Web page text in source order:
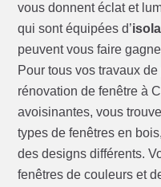
vous donnent éclat et
qui sont équipées d’
peuvent vous faire
Pour tous vos travaux
rénovation de fenêtre à
avoisinantes, vous
types de fenêtres en
des designs différents.
fenêtres de couleurs et